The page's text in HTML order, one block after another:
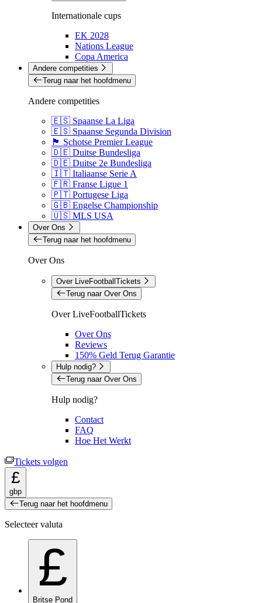
Internationale cups
EK 2028
Nations League
Copa America
Andere competities
Terug naar het hoofdmenu
Andere competities
🇪🇸 Spaanse La Liga
🇪🇸 Spaanse Segunda Division
🏴󠁧󠁢󠁳󠁣󠁴󠁿 Schotse Premier League
🇩🇪 Duitse Bundesliga
🇩🇪 Duitse 2e Bundesliga
🇮🇹 Italiaanse Serie A
🇫🇷 Franse Ligue 1
🇵🇹 Portugese Liga
🇬🇧 Engelse Championship
🇺🇸 MLS USA
Over Ons
Terug naar het hoofdmenu
Over Ons
Over LiveFootballTickets
Terug naar Over Ons
Over LiveFootballTickets
Over Ons
Reviews
150% Geld Terug Garantie
Hulp nodig?
Terug naar Over Ons
Hulp nodig?
Contact
FAQ
Hoe Het Werkt
Tickets volgen
£
gbp
Terug naar het hoofdmenu
Selecteer valuta
£
Britse Pond